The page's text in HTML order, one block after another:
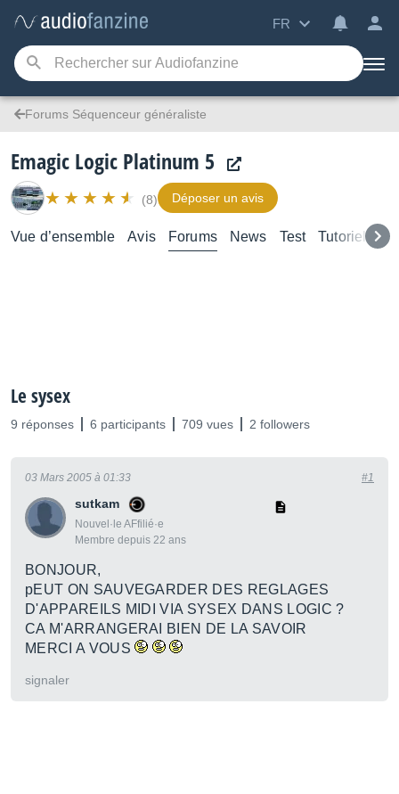
FR
Forums Séquenceur généraliste
Emagic Logic Platinum 5
(8) Déposer un avis
Vue d’ensemble Avis Forums News Test Tutoriels
Le sysex
9 réponses 6 participants 709 vues 2 followers
sutkam
Nouvel·le AFfilié·e
Membre depuis 22 ans
03 Mars 2005 à 01:33 #1
BONJOUR,
pEUT ON SAUVEGARDER DES REGLAGES
D'APPAREILS MIDI VIA SYSEX DANS LOGIC ?
CA M'ARRANGERAI BIEN DE LA SAVOIR
MERCI A VOUS
signaler